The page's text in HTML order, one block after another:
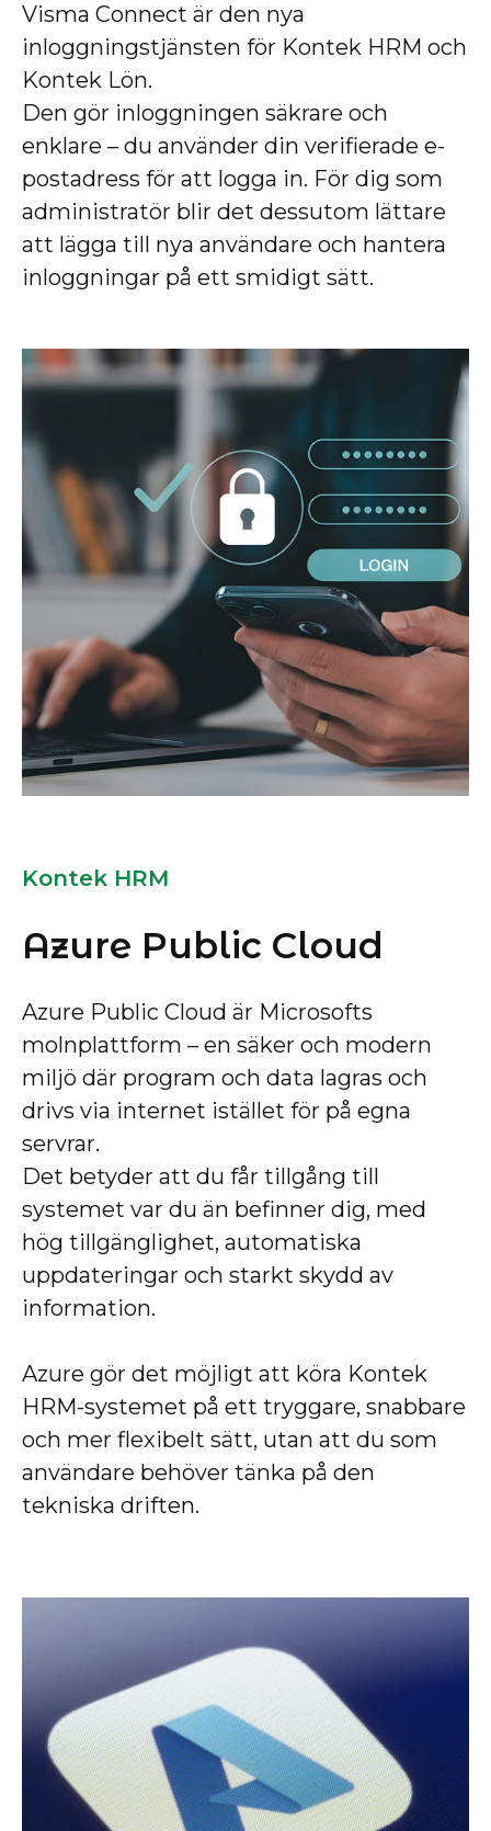
Visma Connect är den nya
inloggningstjänsten för Kontek HRM och
Kontek Lön.
Den gör inloggningen säkrare och
enklare – du använder din verifierade e-
postadress för att logga in. För dig som
administratör blir det dessutom lättare
att lägga till nya användare och hantera
inloggningar på ett smidigt sätt.
Kontek HRM
Azure Public Cloud
Azure Public Cloud är Microsofts
molnplattform – en säker och modern
miljö där program och data lagras och
drivs via internet istället för på egna
servrar.
Det betyder att du får tillgång till
systemet var du än befinner dig, med
hög tillgänglighet, automatiska
uppdateringar och starkt skydd av
information.
Azure gör det möjligt att köra Kontek
HRM-systemet på ett tryggare, snabbare
och mer flexibelt sätt, utan att du som
användare behöver tänka på den
tekniska driften.